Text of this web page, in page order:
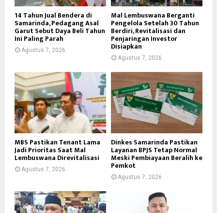
14 Tahun Jual Bendera di
Samarinda, Pedagang Asal
Garut Sebut Daya Beli Tahun
Ini Paling Parah
Agustus 7, 2026
Mal Lembuswana Berganti
Pengelola Setelah 30 Tahun
Berdiri, Revitalisasi dan
Penjaringan Investor
Disiapkan
Agustus 7, 2026
MBS Pastikan Tenant Lama
Jadi Prioritas Saat Mal
Lembuswana Direvitalisasi
Agustus 7, 2026
Dinkes Samarinda Pastikan
Layanan BPJS Tetap Normal
Meski Pembiayaan Beralih ke
Pemkot
Agustus 7, 2026